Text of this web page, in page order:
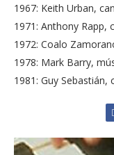
1967: Keith Urban,
1971: Anthony Rapp,
1972: Coalo
1978: Mark Barry,
1981: Guy